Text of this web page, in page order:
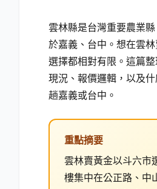
雲林縣是台灣重要農業
於嘉義、台中。想在雲
選擇都相對有限。這篇
現況、報價邏輯，以及
趟嘉義或台中。
重點摘要
雲林賣黃金以斗六市
樓集中在公正路、中